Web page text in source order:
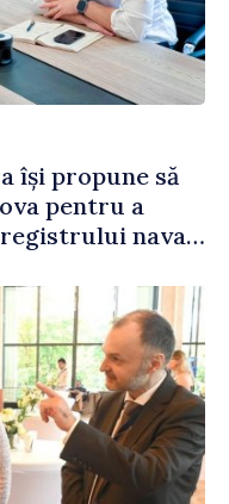
își propune să
pentru a
naval